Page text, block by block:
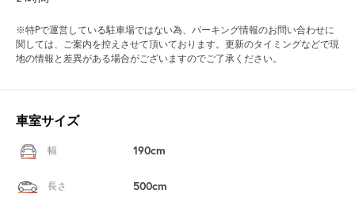
※特Pで運営している駐車場ではない為、パーキング情報のお問い合わせに
関しては、ご案内を控えさせて頂いております。更新のタイミングなどで現
地の情報と差異がある場合がございますのでご了承ください。
車室サイズ
幅 190cm
長さ 500cm